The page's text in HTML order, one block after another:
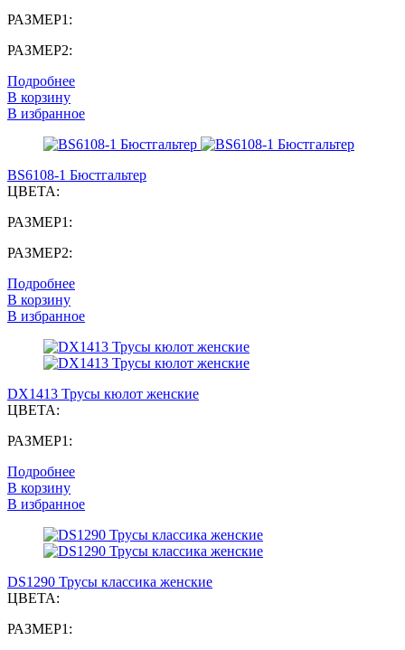
РАЗМЕР1:
РАЗМЕР2:
Подробнее
В корзину
В избранное
BS6108-1 Бюстгальтер
ЦВЕТА:
РАЗМЕР1:
РАЗМЕР2:
Подробнее
В корзину
В избранное
DX1413 Трусы кюлот женские
ЦВЕТА:
РАЗМЕР1:
Подробнее
В корзину
В избранное
DS1290 Трусы классика женские
ЦВЕТА:
РАЗМЕР1: